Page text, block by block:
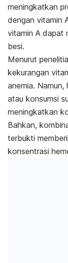
meningkatkan
dengan vitamin
vitamin A dapat
besi.
Menurut
kekurangan
anemia.
atau konsumsi
meningkatkan
Bahkan,
terbukti
konsentrasi